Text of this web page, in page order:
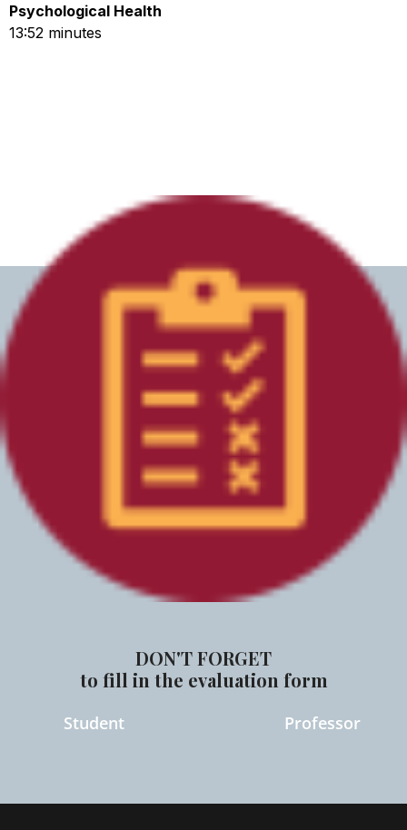
Psychological Health
13:52 minutes
DON'T FORGET
to fill in the evaluation form
Student Professor